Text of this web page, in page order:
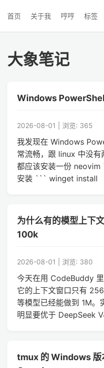
首页 关于我 哼哼 标签
大象笔记
Windows
2026-08-01 | 浏览: 365
我发现在 Windows
常流畅，跟 linux 中没
都应该安装一份 neovim
安装 ``` winget install
为什么有的模型上下
100k
2026-08-01 | 浏览: 380
今天在用 CodeBuddy
它的上下文窗口只有
等模型已经能做到 1M。
明显要优于 DeepSeek
tmux 的 Windows 版